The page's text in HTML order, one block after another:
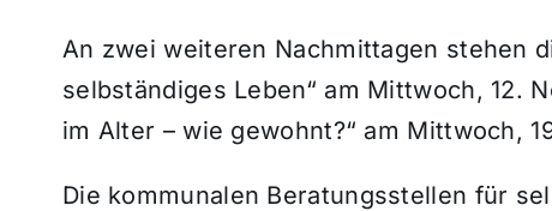
An zwei weiteren Nachmittagen stehen
selbständiges Leben“ am Mittwoch, 12.
im Alter – wie gewohnt?“ am Mittwoch,
Die kommunalen Beratungsstellen für